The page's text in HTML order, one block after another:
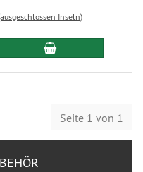
Inseln)
Seite 1 von 1